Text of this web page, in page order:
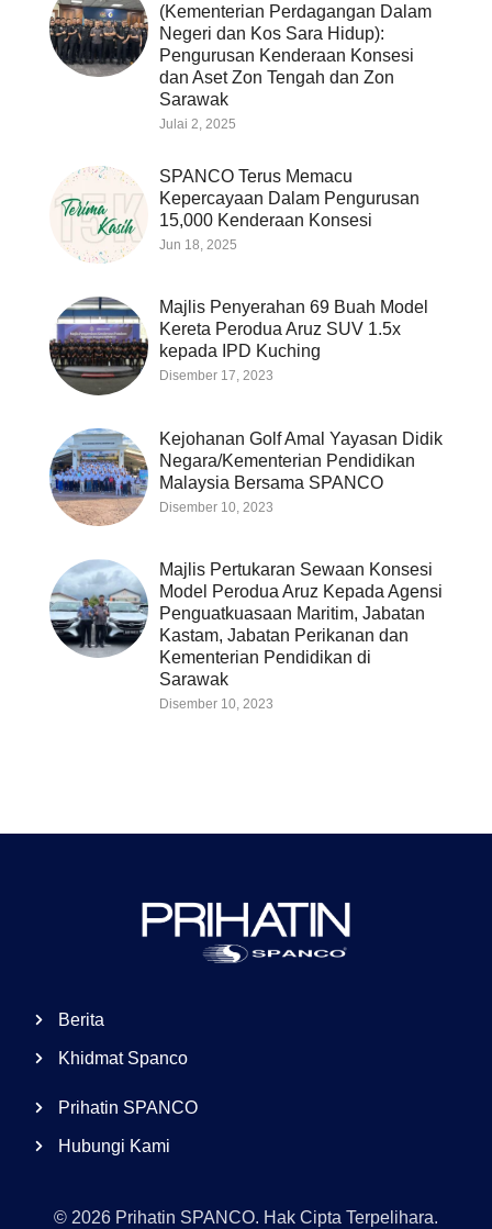
(Kementerian Perdagangan Dalam
Negeri dan Kos Sara Hidup):
Pengurusan Kenderaan Konsesi
dan Aset Zon Tengah dan Zon
Sarawak
Julai 2, 2025
SPANCO Terus Memacu
Kepercayaan Dalam Pengurusan
15,000 Kenderaan Konsesi
Jun 18, 2025
Majlis Penyerahan 69 Buah Model
Kereta Perodua Aruz SUV 1.5x
kepada IPD Kuching
Disember 17, 2023
Kejohanan Golf Amal Yayasan Didik
Negara/Kementerian Pendidikan
Malaysia Bersama SPANCO
Disember 10, 2023
Majlis Pertukaran Sewaan Konsesi
Model Perodua Aruz Kepada Agensi
Penguatkuasaan Maritim, Jabatan
Kastam, Jabatan Perikanan dan
Kementerian Pendidikan di
Sarawak
Disember 10, 2023
Berita
Khidmat Spanco
Prihatin SPANCO
Hubungi Kami
© 2026 Prihatin SPANCO. Hak Cipta Terpelihara.